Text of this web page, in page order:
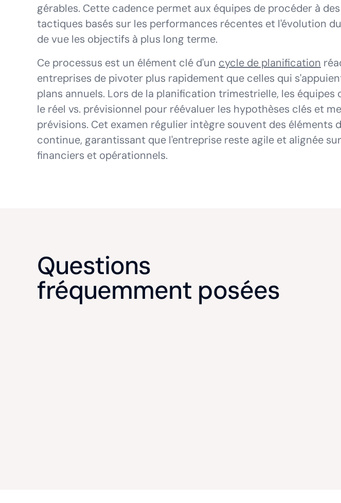
gérables. Cette cadence permet aux équipes de procéder à
tactiques basés sur les performances récentes et l'évolution
de vue les objectifs à plus long terme.
Ce processus est un élément clé d'un cycle de planification
entreprises de pivoter plus rapidement que celles qui
plans annuels. Lors de la planification trimestrielle, les
le réel vs. prévisionnel pour réévaluer les hypothèses clés et
prévisions. Cet examen régulier intègre souvent des éléments
continue, garantissant que l'entreprise reste agile et alignée
financiers et opérationnels.
Questions
fréquemment posées